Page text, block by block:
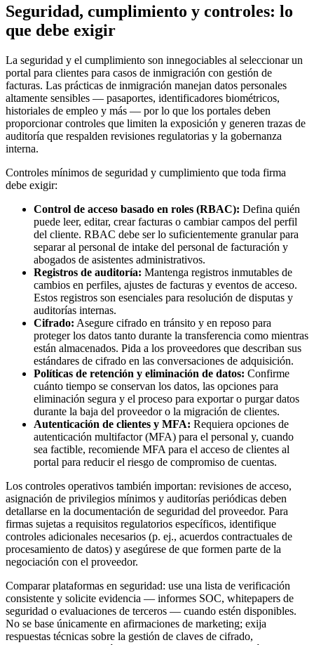
Seguridad, cumplimiento y controles: lo
que debe exigir
La seguridad y el cumplimiento son innegociables al seleccionar un
portal para clientes para casos de inmigración con gestión de
facturas. Las prácticas de inmigración manejan datos personales
altamente sensibles — pasaportes, identificadores biométricos,
historiales de empleo y más — por lo que los portales deben
proporcionar controles que limiten la exposición y generen trazas de
auditoría que respalden revisiones regulatorias y la gobernanza
interna.
Controles mínimos de seguridad y cumplimiento que toda firma
debe exigir:
Control de acceso basado en roles (RBAC): Defina quién
puede leer, editar, crear facturas o cambiar campos del perfil
del cliente. RBAC debe ser lo suficientemente granular para
separar al personal de intake del personal de facturación y
abogados de asistentes administrativos.
Registros de auditoría: Mantenga registros inmutables de
cambios en perfiles, ajustes de facturas y eventos de acceso.
Estos registros son esenciales para resolución de disputas y
auditorías internas.
Cifrado: Asegure cifrado en tránsito y en reposo para
proteger los datos tanto durante la transferencia como mientras
están almacenados. Pida a los proveedores que describan sus
estándares de cifrado en las conversaciones de adquisición.
Políticas de retención y eliminación de datos: Confirme
cuánto tiempo se conservan los datos, las opciones para
eliminación segura y el proceso para exportar o purgar datos
durante la baja del proveedor o la migración de clientes.
Autenticación de clientes y MFA: Requiera opciones de
autenticación multifactor (MFA) para el personal y, cuando
sea factible, recomiende MFA para el acceso de clientes al
portal para reducir el riesgo de compromiso de cuentas.
Los controles operativos también importan: revisiones de acceso,
asignación de privilegios mínimos y auditorías periódicas deben
detallarse en la documentación de seguridad del proveedor. Para
firmas sujetas a requisitos regulatorios específicos, identifique
controles adicionales necesarios (p. ej., acuerdos contractuales de
procesamiento de datos) y asegúrese de que formen parte de la
negociación con el proveedor.
Comparar plataformas en seguridad: use una lista de verificación
consistente y solicite evidencia — informes SOC, whitepapers de
seguridad o evaluaciones de terceros — cuando estén disponibles.
No se base únicamente en afirmaciones de marketing; exija
respuestas técnicas sobre la gestión de claves de cifrado,